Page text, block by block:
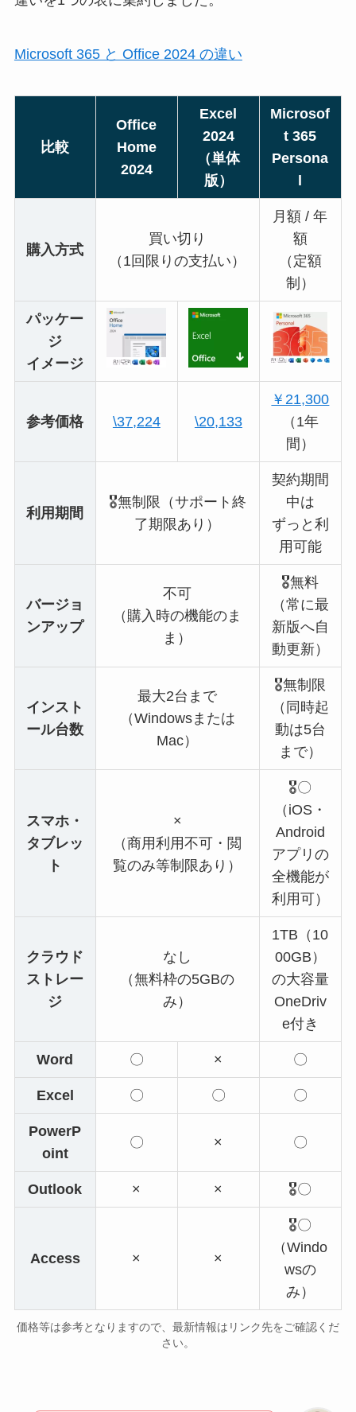
Microsoft 365 と Office 2024 の違い
比較
Office
Home
2024
Excel
2024
（単体
版）
Microsof
t 365
Persona
l
購入方式
買い切り
（1回限りの支払い）
月額 / 年
額
（定額
制）
パッケー
ジ
イメージ
参考価格 \37,224 \20,133
￥21,300
（1年
間）
利用期間
🎖️無制限（サポート終
了期限あり）
契約期間
中は
ずっと利
用可能
バージョ
ンアップ
不可
（購入時の機能のま
ま）
🎖️無料
（常に最
新版へ自
動更新）
インスト
ール台数
最大2台まで
（Windowsまたは
Mac）
🎖️無制限
（同時起
動は5台
まで）
スマホ・
タブレッ
ト
×
（商用利用不可・閲
覧のみ等制限あり）
🎖️〇
（iOS・
Android
アプリの
全機能が
利用可）
クラウド
ストレー
ジ
なし
（無料枠の5GBの
み）
1TB（10
00GB）
の大容量
OneDriv
e付き
Word 〇 × 〇
Excel 〇 〇 〇
PowerP
oint
〇 × 〇
Outlook × × 🎖️〇
Access × ×
🎖️〇
（Windo
wsの
み）
価格等は参考となりますので、最新情報はリンク先をご確認くだ
さい。